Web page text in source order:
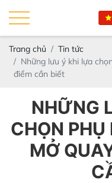
Trang chủ
Tin tức
Những lưu ý khi lựa
điểm cần biết
NHỮNG
CHỌN
MỞ